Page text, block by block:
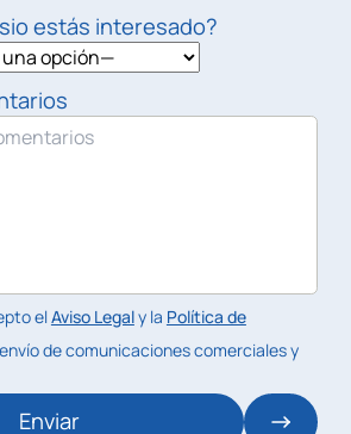
estás interesado?
elAviso Legaly la Política de
de comunicaciones comerciales y
Enviar